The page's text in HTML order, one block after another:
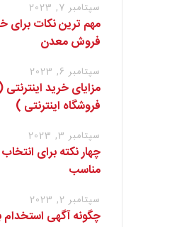
سپتامبر 7, 2023
مهم ترین نکات برای
فروش معدن
سپتامبر 6, 2023
مزایای خرید اینترنتی
فروشگاه اینترنتی )
سپتامبر 3, 2023
چهار نکته برای انتخاب
مناسب
سپتامبر 2, 2023
چگونه آگهی استخدام